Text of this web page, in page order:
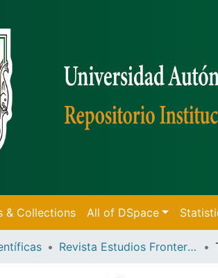
& Collections All of DSpace
Revista Estudios Fronterizos